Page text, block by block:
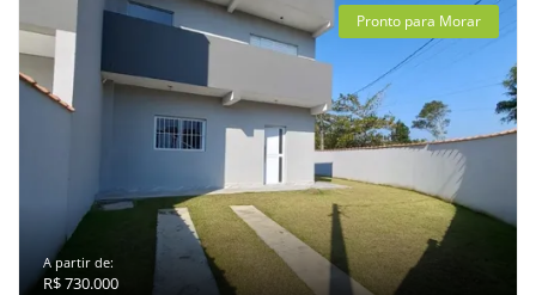
Pronto para Morar
A partir de:
R$ 730.000